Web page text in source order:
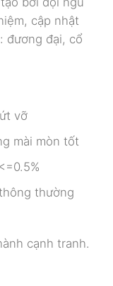
cập nhật
đương đại, cổ
vỡ
mài mòn tốt
thường
cạnh tranh.